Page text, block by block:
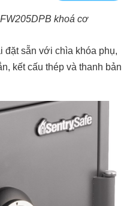
khoá cơ
đặt sẵn với chìa khóa phụ,
kết cấu thép và thanh bản